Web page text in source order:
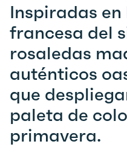
Inspiradas
francesa del
rosaledas
auténticos
que
paleta de
primavera.